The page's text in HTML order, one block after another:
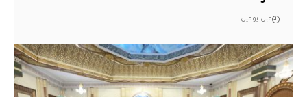
قبل يومين